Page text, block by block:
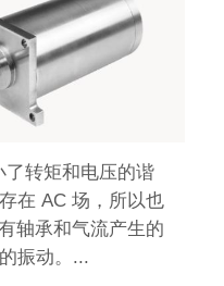
转矩和电压的谐
在 AC 场，所以也
轴承和气流产生的
振动。...